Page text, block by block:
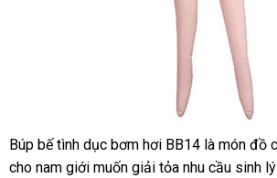
Nơi
bán
Búp bế tình dục bơm hơi BB14 là món đồ
cho nam giới muốn giải tỏa nhu cầu sinh